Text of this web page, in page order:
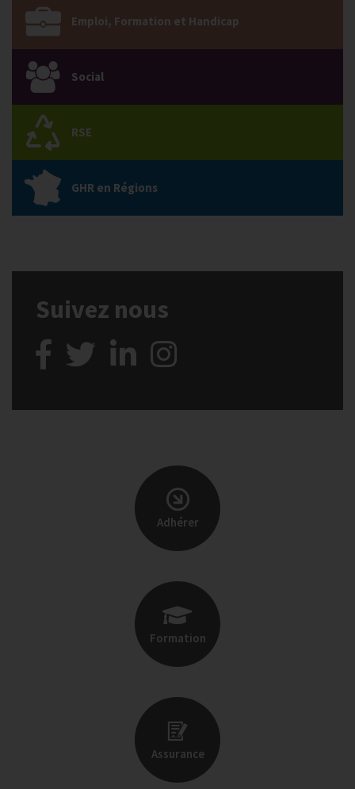
Emploi, Formation et Handicap
Social
RSE
GHR en Régions
Suivez nous
Adhérer
Formation
Assurance